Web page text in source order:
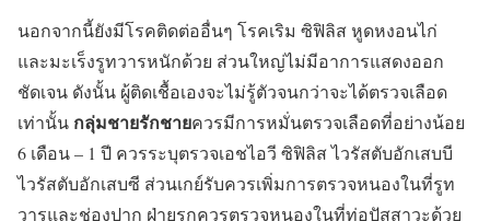
นอกจากนี้ยังมีโรคติดต่ออื่นๆ โรคเริม ซิฟิลิส หูดหงอนไก่
และมะเร็งรูทวารหนักด้วย ส่วนใหญ่ไม่มีอาการแสดงออก
ชัดเจน ดังนั้น ผู้ติดเชื้อเองจะไม่รู้ตัวจนกว่าจะได้ตรวจเลือด
เท่านั้น กลุ่มชายรักชายควรมีการหมั่นตรวจเลือดที่อย่างน้อย
6 เดือน – 1 ปี ควรระบุตรวจเอชไอวี ซิฟิลิส ไวรัสตับอักเสบบี
ไวรัสตับอักเสบซี ส่วนเกย์รับควรเพิ่มการตรวจหนองในที่รูท
วารและช่องปาก ฝ่ายรุกควรตรวจหนองในที่ท่อปัสสาวะด้วย